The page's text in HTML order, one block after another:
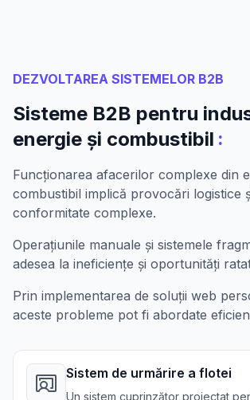
DEZVOLTAREA SISTEMELOR B2B
Sisteme B2B pentru
energie și combustibil :
Funcționarea afacerilor complexe din
combustibil implică provocări logistice
conformitate complexe.
Operațiunile manuale și sistemele
adesea la ineficiențe și oportunități
Prin implementarea de soluții web
aceste probleme pot fi abordate
Sistem de urmărire a flotei
Un sistem cuprinzător proiectat